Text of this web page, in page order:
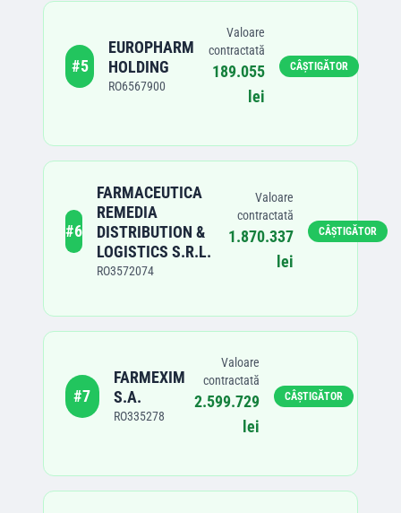
#5
EUROPHARM
HOLDING
RO6567900
Valoare
contractată
189.055
lei
CÂȘTIGĂTOR
#6
FARMACEUTICA
REMEDIA
DISTRIBUTION &
LOGISTICS S.R.L.
RO3572074
Valoare
contractată
1.870.337
lei
CÂȘTIGĂTOR
#7
FARMEXIM
S.A.
RO335278
Valoare
contractată
2.599.729
lei
CÂȘTIGĂTOR